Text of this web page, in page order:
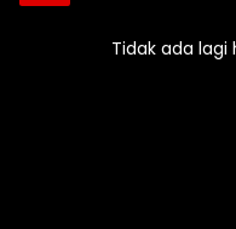
Tidak ada